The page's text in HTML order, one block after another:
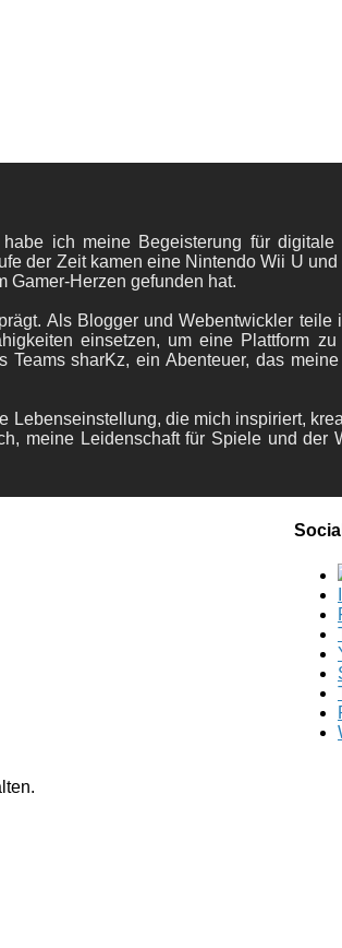
ich meine Begeisterung für
der Zeit kamen eine Nintendo Wii U
Gamer-Herzen gefunden hat.
Als Blogger und Webentwickler
einsetzen, um eine Plattform
Teams sharKz, ein Abenteuer, das
Lebenseinstellung, die mich inspiriert,
meine Leidenschaft für Spiele und
Social